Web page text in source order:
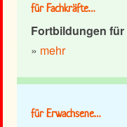
für Fachkräfte…
Fortbildungen
» mehr
für Erwachsene…